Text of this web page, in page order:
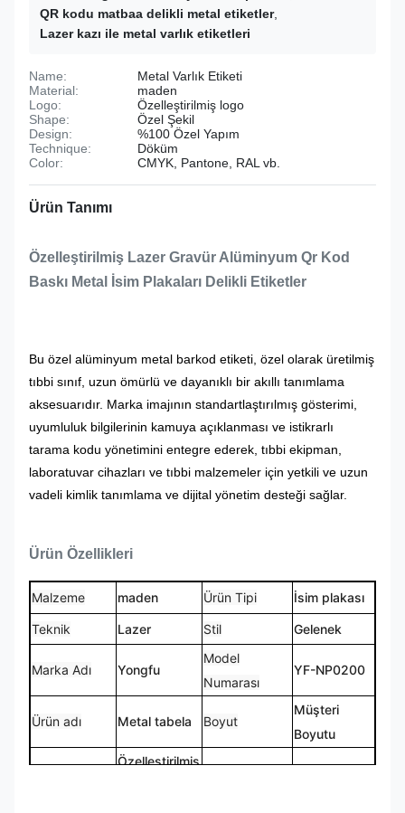
QR kodu matbaa delikli metal etiketler,
Lazer kazı ile metal varlık etiketleri
Name:
Metal Varlık Etiketi
Material:
maden
Logo:
Özelleştirilmiş logo
Shape:
Özel Şekil
Design:
%100 Özel Yapım
Technique:
Döküm
Color:
CMYK, Pantone, RAL vb.
Ürün Tanımı
Özelleştirilmiş Lazer Gravür Alüminyum Qr Kod
Baskı Metal İsim Plakaları Delikli Etiketler
Bu özel alüminyum metal barkod etiketi, özel olarak üretilmiş
tıbbi sınıf, uzun ömürlü ve dayanıklı bir akıllı tanımlama
aksesuarıdır. Marka imajının standartlaştırılmış gösterimi,
uyumluluk bilgilerinin kamuya açıklanması ve istikrarlı
tarama kodu yönetimini entegre ederek, tıbbi ekipman,
laboratuvar cihazları ve tıbbi malzemeler için yetkili ve uzun
vadeli kimlik tanımlama ve dijital yönetim desteği sağlar.
Ürün Özellikleri
Malzeme maden Ürün Tipi İsim plakası
Teknik Lazer Stil Gelenek
Marka Adı Yongfu
Model
Numarası
YF-NP0200
Ürün adı Metal tabela Boyut
Müşteri
Boyutu
Özelleştirilmiş